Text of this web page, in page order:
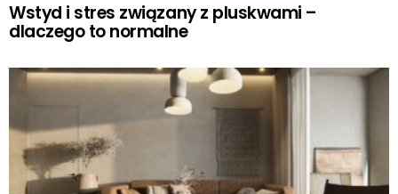
Wstyd i stres związany z pluskwami –
dlaczego to normalne